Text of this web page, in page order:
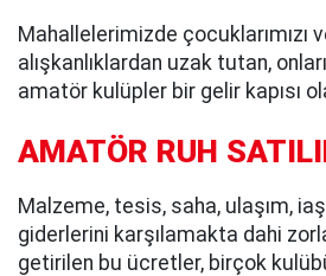
Mahallelerimizde çocuklarımızı
alışkanlıklardan uzak tutan,
amatör kulüpler bir gelir kapısı
AMATÖR RUH
Malzeme, tesis, saha, ulaşım,
giderlerini karşılamakta dahi
getirilen bu ücretler, birçok